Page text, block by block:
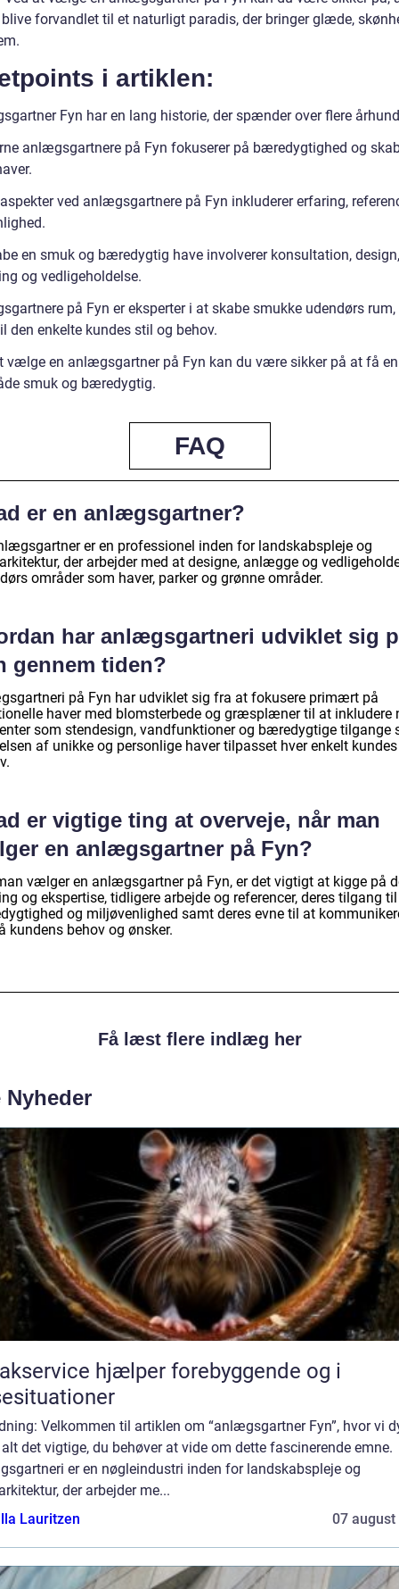
forvandlet til et naturligt paradis, der bringer glæde,
i artiklen:
Fyn har en lang historie, der spænder over flere
anlægsgartnere på Fyn fokuserer på bæredygtighed og
ved anlægsgartnere på Fyn inkluderer erfaring,
en smuk og bæredygtig have involverer konsultation, design,
og vedligeholdelse.
på Fyn er eksperter i at skabe smukke udendørs rum,
den enkelte kundes stil og behov.
vælge en anlægsgartner på Fyn kan du være sikker på at få en
smuk og bæredygtig.
FAQ
er en anlægsgartner?
er en professionel inden for landskabspleje og
der arbejder med at designe, anlægge og
områder som haver, parker og grønne områder.
har anlægsgartneri udviklet sig
gennem tiden?
på Fyn har udviklet sig fra at fokusere primært på
haver med blomsterbede og græsplæner til at inkludere
som stendesign, vandfunktioner og bæredygtige tilgange
af unikke og personlige haver tilpasset hver enkelt kundes
er vigtige ting at overveje, når man
en anlægsgartner på Fyn?
vælger en anlægsgartner på Fyn, er det vigtigt at kigge på
og ekspertise, tidligere arbejde og referencer, deres tilgang til
og miljøvenlighed samt deres evne til at
kundens behov og ønsker.
Få læst flere indlæg her
Nyheder
hjælper forebyggende og i
Velkommen til artiklen om “anlægsgartner Fyn”, hvor vi
det vigtige, du behøver at vide om dette fascinerende emne.
er en nøgleindustri inden for landskabspleje og
der arbejder me...
Lauritzen
07 august